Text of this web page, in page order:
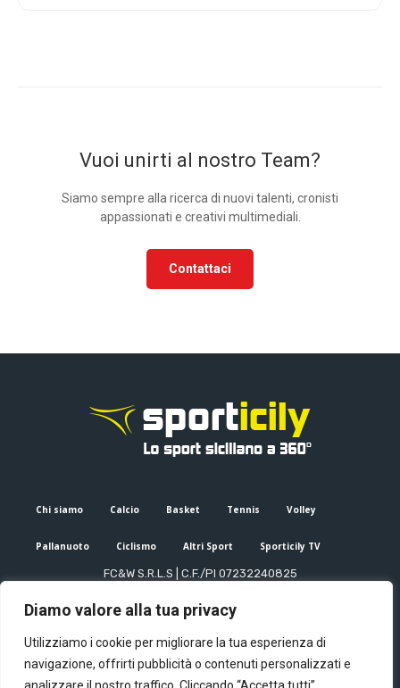
Diamo valore alla tua privacy
Utilizziamo i cookie per migliorare la tua esperienza di
navigazione, offrirti pubblicità o contenuti personalizzati e
Vuoi unirti al nostro Team?
Siamo sempre alla ricerca di nuovi talenti, cronisti
appassionati e creativi multimediali.
Contattaci
Chi siamo Calcio Basket Tennis Volley
Pallanuoto Ciclismo Altri Sport Sporticily TV
FC&W S.R.L.S | C.F./PI 07232240825
Editore e direttore responsabile: Francesco Cammuca | Registro
Mail: info@sporticily.it| Telefono:+39 371 788 7216